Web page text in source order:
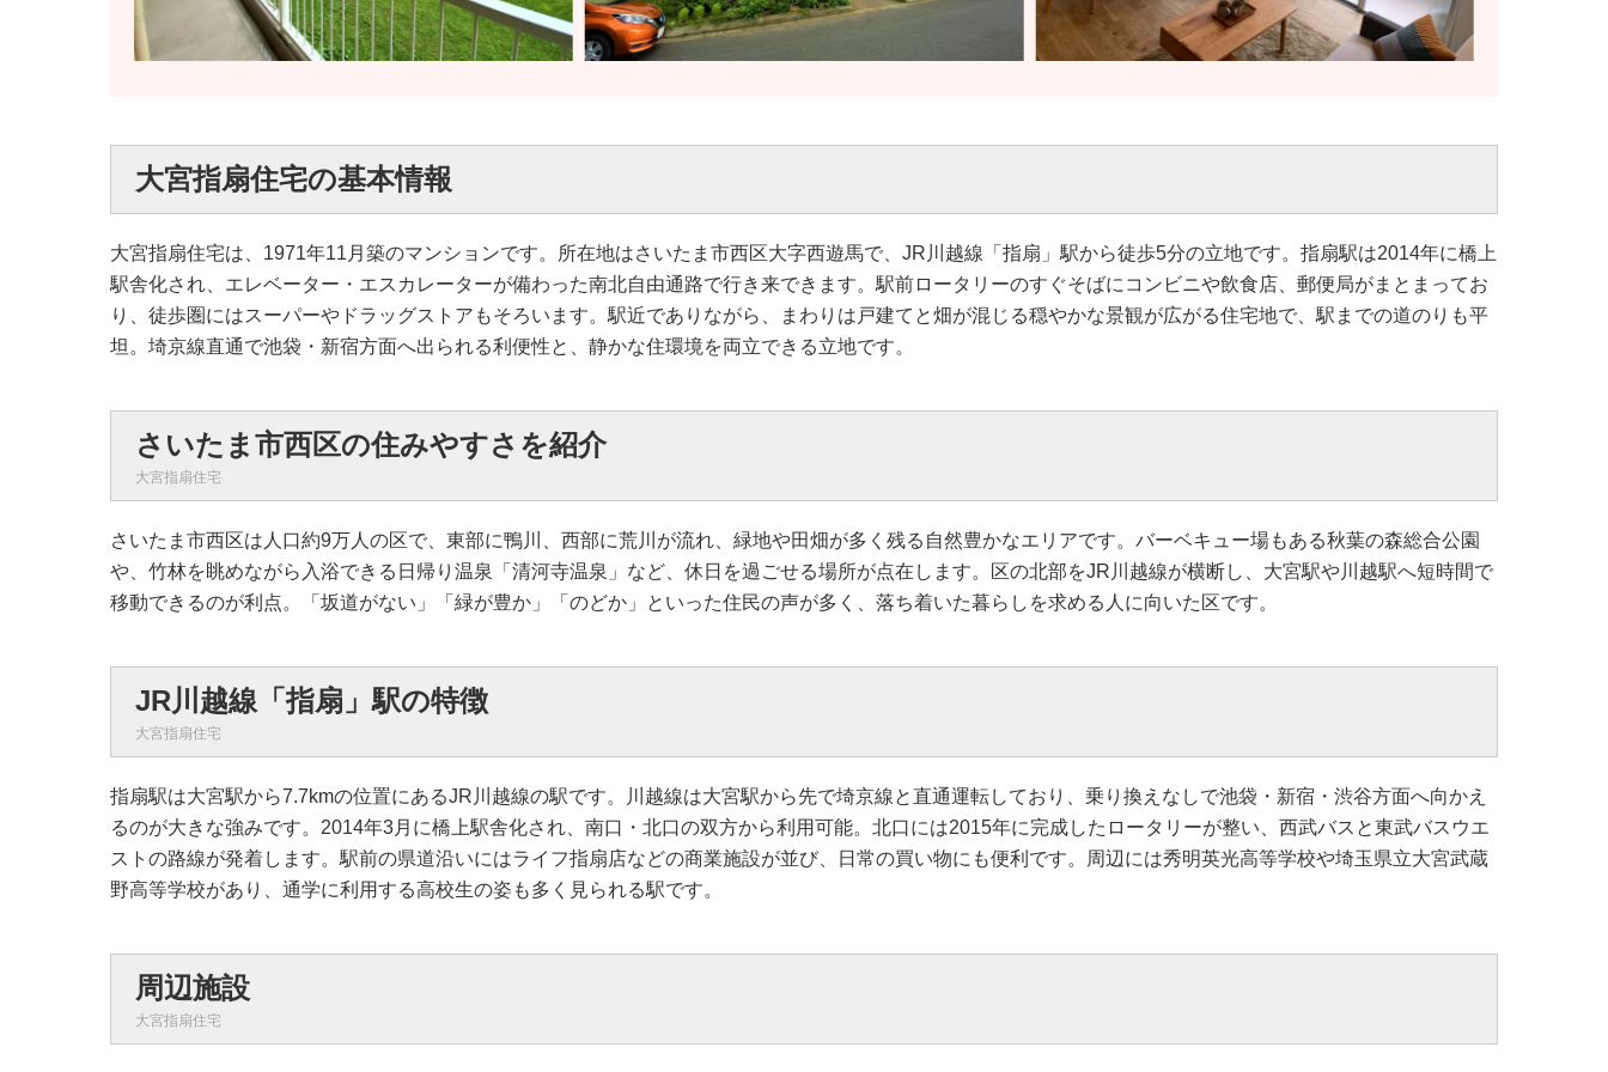
大宮指扇住宅の基本情報
大宮指扇住宅は、1971年11月築のマンションです。所在地はさいたま市西区大字西遊馬で、JR川越線「指扇」駅から徒歩5分の立地です。指扇駅は2014年に橋上
駅舎化され、エレベーター・エスカレーターが備わった南北自由通路で行き来できます。駅前ロータリーのすぐそばにコンビニや飲食店、郵便局がまとまってお
り、徒歩圏にはスーパーやドラッグストアもそろいます。駅近でありながら、まわりは戸建てと畑が混じる穏やかな景観が広がる住宅地で、駅までの道のりも平
坦。埼京線直通で池袋・新宿方面へ出られる利便性と、静かな住環境を両立できる立地です。
さいたま市西区の住みやすさを紹介
大宮指扇住宅
さいたま市西区は人口約9万人の区で、東部に鴨川、西部に荒川が流れ、緑地や田畑が多く残る自然豊かなエリアです。バーベキュー場もある秋葉の森総合公園
や、竹林を眺めながら入浴できる日帰り温泉「清河寺温泉」など、休日を過ごせる場所が点在します。区の北部をJR川越線が横断し、大宮駅や川越駅へ短時間で
移動できるのが利点。「坂道がない」「緑が豊か」「のどか」といった住民の声が多く、落ち着いた暮らしを求める人に向いた区です。
JR川越線「指扇」駅の特徴
大宮指扇住宅
指扇駅は大宮駅から7.7kmの位置にあるJR川越線の駅です。川越線は大宮駅から先で埼京線と直通運転しており、乗り換えなしで池袋・新宿・渋谷方面へ向かえ
るのが大きな強みです。2014年3月に橋上駅舎化され、南口・北口の双方から利用可能。北口には2015年に完成したロータリーが整い、西武バスと東武バスウエ
ストの路線が発着します。駅前の県道沿いにはライフ指扇店などの商業施設が並び、日常の買い物にも便利です。周辺には秀明英光高等学校や埼玉県立大宮武蔵
野高等学校があり、通学に利用する高校生の姿も多く見られる駅です。
周辺施設
大宮指扇住宅